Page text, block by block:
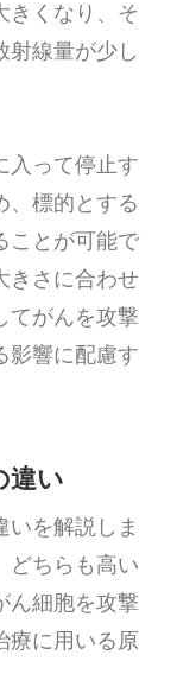
きくなり、そ
射線量が少し
入って停止す
、標的とする
ことが可能で
きさに合わせ
てがんを攻撃
影響に配慮す
違い
いを解説しま
どちらも高い
ん細胞を攻撃
療に用いる原